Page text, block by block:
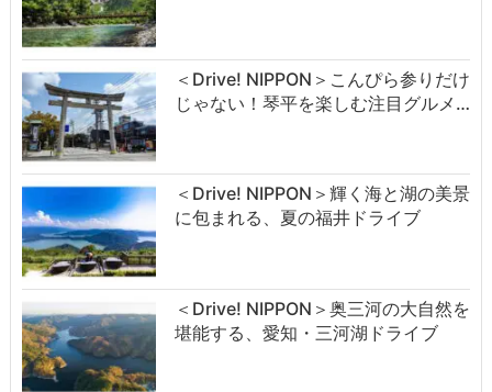
＜Drive! NIPPON＞こんぴら参りだけ
じゃない！琴平を楽しむ注目グルメ…
＜Drive! NIPPON＞輝く海と湖の美景
に包まれる、夏の福井ドライブ
＜Drive! NIPPON＞奥三河の大自然を
堪能する、愛知・三河湖ドライブ